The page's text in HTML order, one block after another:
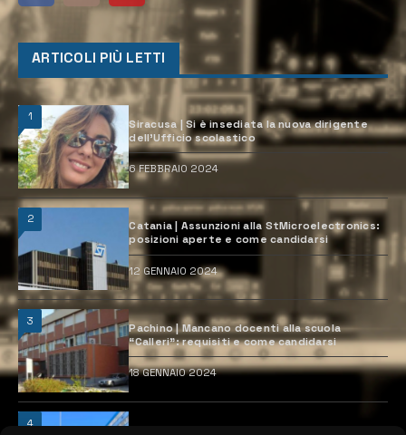
ARTICOLI PIÙ LETTI
1
Siracusa | Si è insediata la nuova dirigente
dell’Ufficio scolastico
6 FEBBRAIO 2024
2
Catania | Assunzioni alla StMicroelectronics:
posizioni aperte e come candidarsi
12 GENNAIO 2024
3
Pachino | Mancano docenti alla scuola
“Calleri”: requisiti e come candidarsi
18 GENNAIO 2024
4